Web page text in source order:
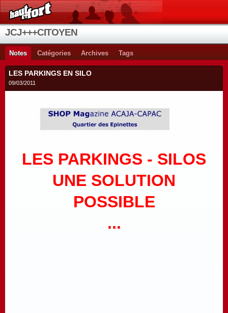
JCJ+++CITOYEN
Notes Catégories Archives Tags
LES PARKINGS EN SILO
09/03/2011
LES PARKINGS - SILOS
UNE SOLUTION
POSSIBLE
...